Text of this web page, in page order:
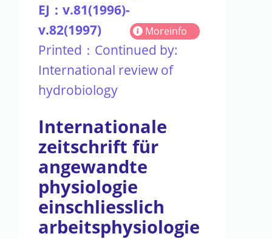
EJ：v.81(1996)-
v.82(1997)
Moreinfo
Printed：Continued by:
International review of
hydrobiology
Internationale
zeitschrift für
angewandte
physiologie
einschliesslich
arbeitsphysiologie